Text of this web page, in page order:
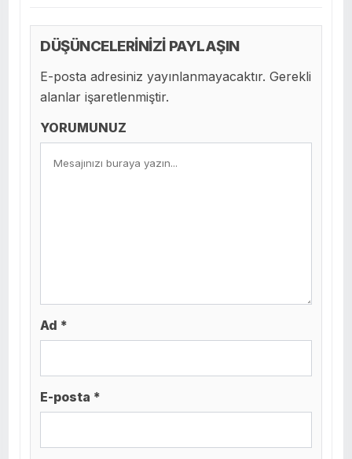
DÜŞÜNCELERİNİZİ PAYLAŞIN
E-posta adresiniz yayınlanmayacaktır. Gerekli
alanlar işaretlenmiştir.
YORUMUNUZ
Ad *
E-posta *